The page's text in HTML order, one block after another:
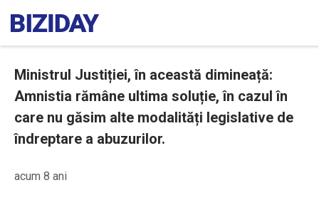
Ministrul Justiției, în această dimineață:
Amnistia rămâne ultima soluție, în cazul în
care nu găsim alte modalități legislative de
îndreptare a abuzurilor.
acum 8 ani